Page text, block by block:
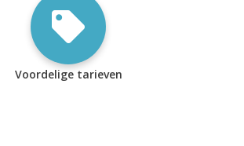
Voordelige tarieven